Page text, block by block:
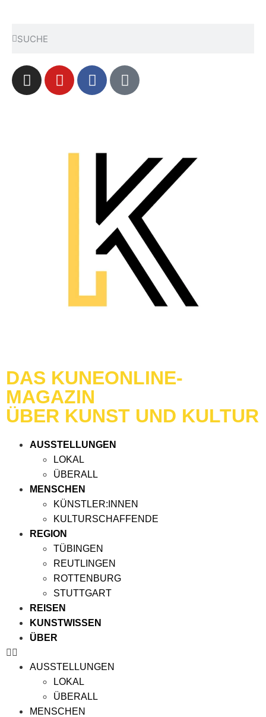
DAS KUNEONLINE-
MAGAZIN
ÜBER KUNST UND KULTUR
AUSSTELLUNGEN
LOKAL
ÜBERALL
MENSCHEN
KÜNSTLER:INNEN
KULTURSCHAFFENDE
REGION
TÜBINGEN
REUTLINGEN
ROTTENBURG
STUTTGART
REISEN
KUNSTWISSEN
ÜBER
AUSSTELLUNGEN
LOKAL
ÜBERALL
MENSCHEN